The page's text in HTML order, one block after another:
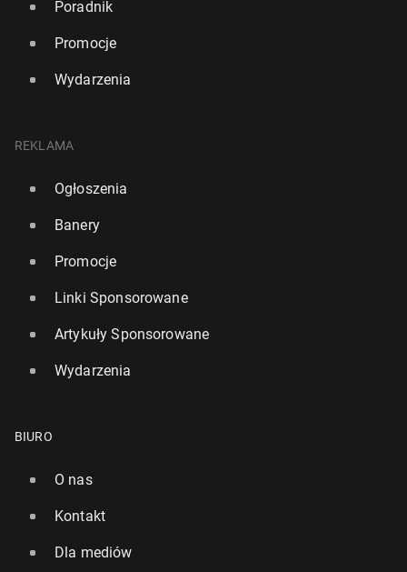
Poradnik
Promocje
Wydarzenia
REKLAMA
Ogłoszenia
Banery
Promocje
Linki Sponsorowane
Artykuły Sponsorowane
Wydarzenia
BIURO
O nas
Kontakt
Dla mediów